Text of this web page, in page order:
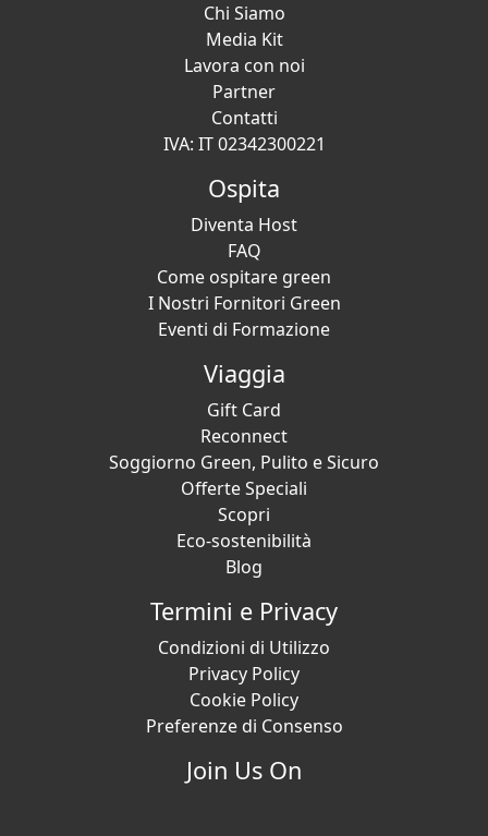
Chi Siamo
Media Kit
Lavora con noi
Partner
Contatti
IVA: IT 02342300221
Ospita
Diventa Host
FAQ
Come ospitare green
I Nostri Fornitori Green
Eventi di Formazione
Viaggia
Gift Card
Reconnect
Soggiorno Green, Pulito e Sicuro
Offerte Speciali
Scopri
Eco-sostenibilità
Blog
Termini e Privacy
Condizioni di Utilizzo
Privacy Policy
Cookie Policy
Preferenze di Consenso
Join Us On